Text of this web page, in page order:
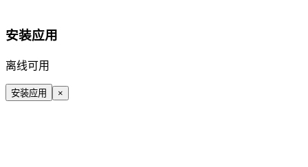
安装应用
离线可用
安装应用 ×